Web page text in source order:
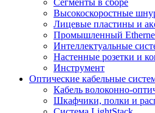
Высокоскоростные
Лицевые пластины и
Промышленный
Интеллектуальные
Настенные розетки и
Инструмент
Оптические кабельные
Кабель волоконно-
Шкафчики, полки и